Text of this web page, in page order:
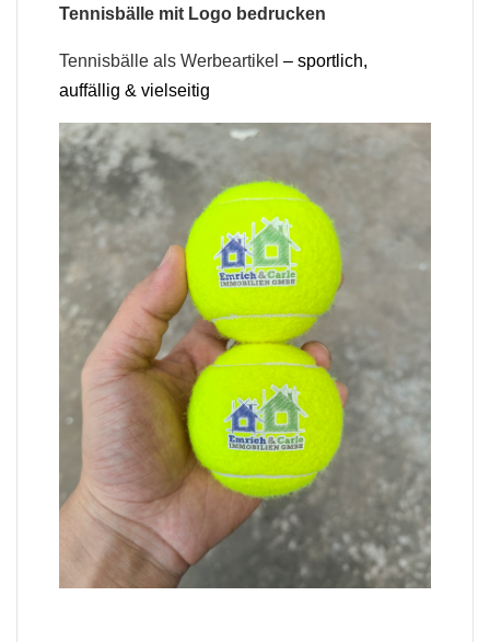
Tennisbälle mit Logo bedrucken
Tennisbälle als Werbeartikel – sportlich,
auffällig & vielseitig